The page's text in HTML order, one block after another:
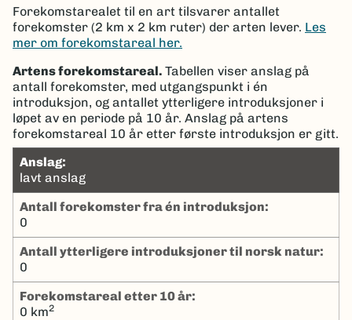
Forekomstarealet til en art tilsvarer antallet
forekomster (2 km x 2 km ruter) der arten lever. Les
mer om forekomstareal her.
Artens forekomstareal. Tabellen viser anslag på
antall forekomster, med utgangspunkt i én
introduksjon, og antallet ytterligere introduksjoner i
løpet av en periode på 10 år. Anslag på artens
forekomstareal 10 år etter første introduksjon er gitt.
Anslag:
lavt anslag
Antall forekomster fra én introduksjon:
0
Antall ytterligere introduksjoner til norsk natur:
0
Forekomstareal etter 10 år:
0 km2